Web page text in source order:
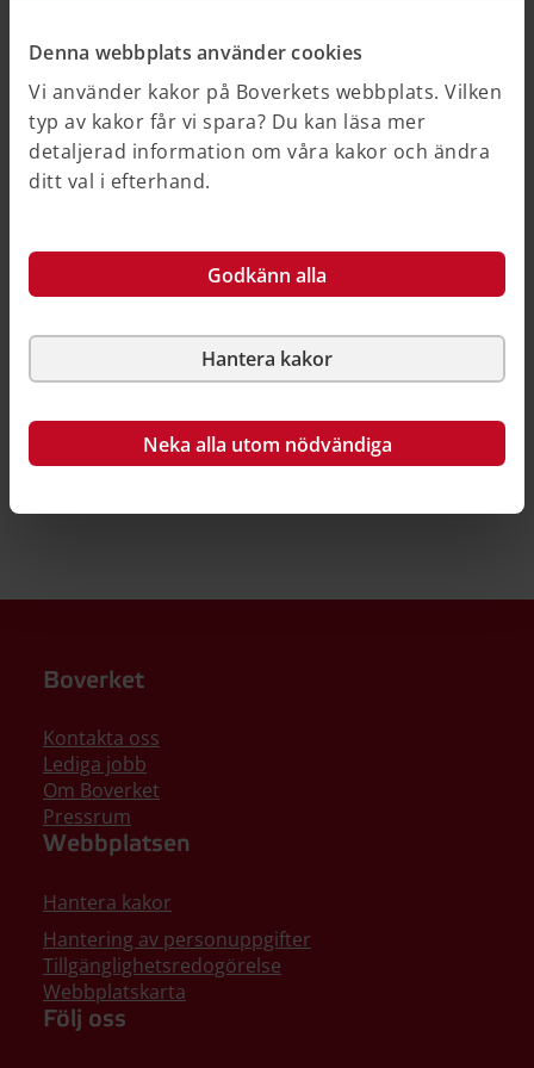
Denna webbplats använder cookies
Vi använder kakor på Boverkets webbplats. Vilken
typ av kakor får vi spara? Du kan läsa mer
detaljerad information om våra kakor och ändra
ditt val i efterhand.
Godkänn alla
Hantera kakor
Neka alla utom nödvändiga
regioner att hantera godstransporter i sina
planeringsprocesser.
Boverket har med hjälp av plan- och byggenkäten 2018
kartlagt hur många kommuner som i dag har ett
strategiskt arbete kring godstransporter. Flera
branschorganisationer har bidragit med synpunkter
och kommit med kommentarer under arbetets gång.
Boverket
Kontakta oss
Lediga jobb
Om Boverket
Pressrum
Webbplatsen
Hantera kakor
Hantering av personuppgifter
Tillgänglighetsredogörelse
Webbplatskarta
Följ oss